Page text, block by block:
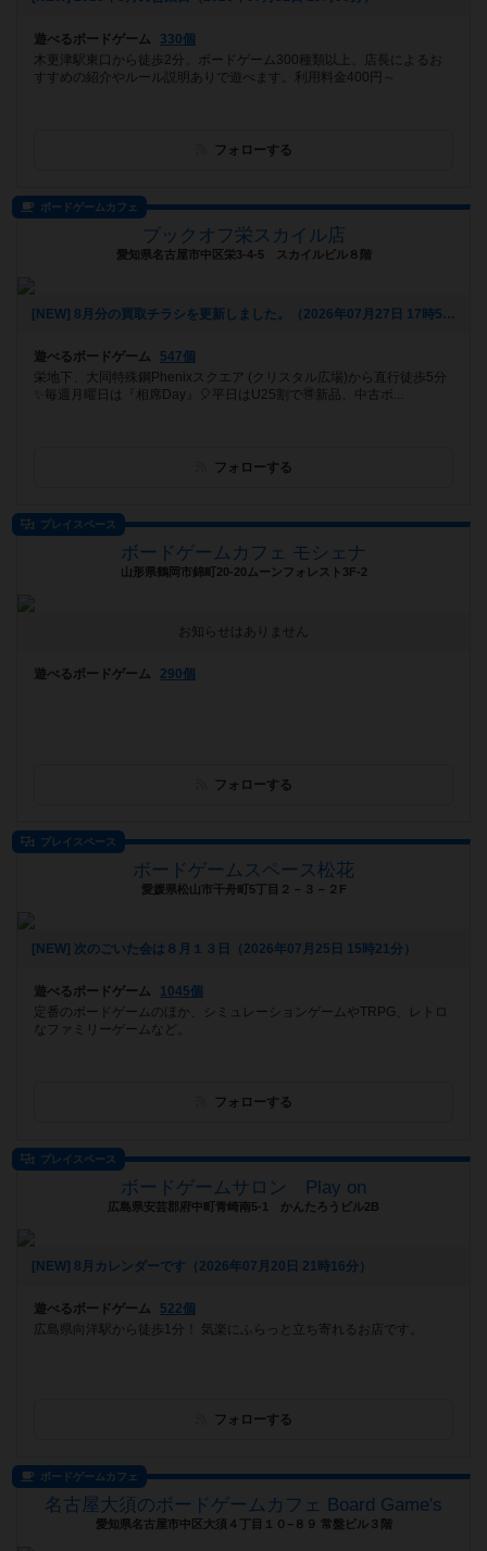
遊べるボードゲーム
330個
木更津駅東口から徒歩2分。ボードゲーム300種類以上、店長によるお
すすめの紹介やルール説明ありで遊べます。利用料金400円～
フォローする
ボードゲームカフェ
ブックオフ栄スカイル店
愛知県名古屋市中区栄3-4-5 スカイルビル８階
[NEW] 8月分の買取チラシを更新しました。（2026年07月27日 17時53分）
遊べるボードゲーム
547個
栄地下、大同特殊鋼Phenixスクエア (クリスタル広場)から直行徒歩5分
✨毎週月曜日は『相席Day』🎈平日はU25割で🉐新品、中古ボ...
フォローする
プレイスペース
ボードゲームカフェ モシェナ
山形県鶴岡市錦町20-20ムーンフォレスト3F-2
お知らせはありません
遊べるボードゲーム 290個
フォローする
プレイスペース
ボードゲームスペース松花
愛媛県松山市千舟町5丁目２－３－２F
[NEW] 次のごいた会は８月１３日（2026年07月25日 15時21分）
遊べるボードゲーム
1045個
定番のボードゲームのほか、シミュレーションゲームやTRPG、レトロ
なファミリーゲームなど。
フォローする
プレイスペース
ボードゲームサロン Play on
広島県安芸郡府中町青崎南5-1 かんたろうビル2B
[NEW] 8月カレンダーです（2026年07月20日 21時16分）
遊べるボードゲーム
522個
広島県向洋駅から徒歩1分！ 気楽にふらっと立ち寄れるお店です。
フォローする
ボードゲームカフェ
名古屋大須のボードゲームカフェ Board Game's
愛知県名古屋市中区大須４丁目１０−８９ 常盤ビル３階